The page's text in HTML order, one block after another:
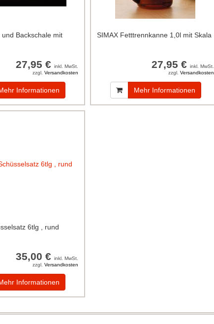
und Backschale mit
27,95 €inkl. MwSt.
zzgl.Versandkosten
Informationen
SIMAX Fetttrennkanne 1,0l mit Skala
27,95 €inkl. MwSt.
zzgl.Versandkosten
Mehr Informationen
6tlg , rund
35,00 €inkl. MwSt.
zzgl.Versandkosten
Informationen